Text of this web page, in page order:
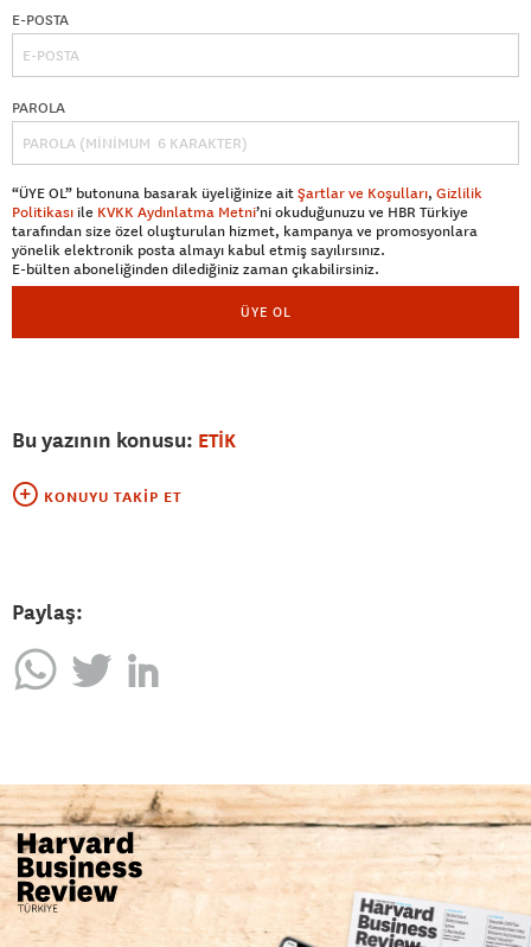
E-POSTA
PAROLA
“ÜYE OL” butonuna basarak üyeliğinize aitŞartlar ve Koşulları, Gizlilik
Politikası ile KVKK Aydınlatma Metni’ni okuduğunuzu ve HBR Türkiye
tarafından size özel oluşturulan hizmet, kampanya ve promosyonlara
yönelik elektronik posta almayı kabul etmiş sayılırsınız.
E-bülten aboneliğinden dilediğiniz zaman çıkabilirsiniz.
ÜYE OL
Bu yazının konusu: ETİK
KONUYU TAKIP ET
Paylaş: